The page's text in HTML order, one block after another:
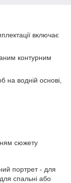
включає
контурним
водній основі,
сюжету
портрет - для
спальні або